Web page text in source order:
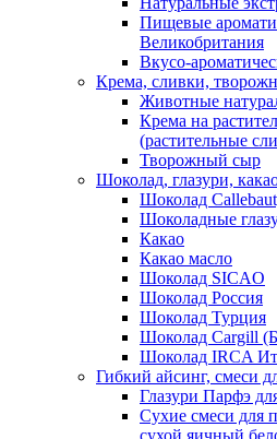
Пищевые
Великобритания
Вкусо-
Крема, сливки,
Животные
Крема на
(растительные
Творожный сыр
Шоколад, глазури,
Шоколад
Шоколадные
Какао
Какао масло
Шоколад SICAO
Шоколад Россия
Шоколад Турция
Шоколад Cargill
Шоколад IRCA
Гибкий айсинг, смеси
Глазури Парфэ
Сухие смеси для
сухой яичный